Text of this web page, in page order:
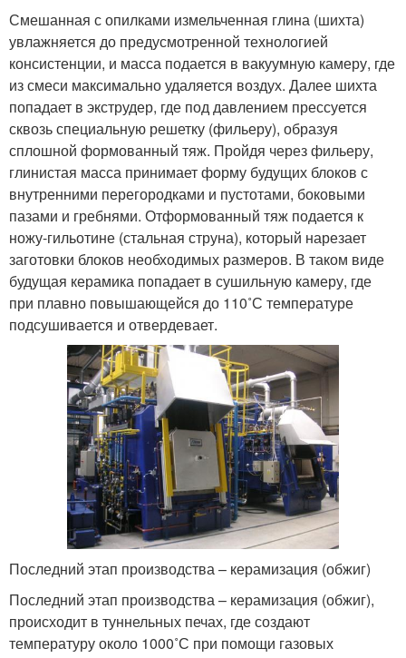
Смешанная с опилками измельченная глина (шихта)
увлажняется до предусмотренной технологией
консистенции, и масса подается в вакуумную камеру, где
из смеси максимально удаляется воздух. Далее шихта
попадает в экструдер, где под давлением прессуется
сквозь специальную решетку (фильеру), образуя
сплошной формованный тяж. Пройдя через фильеру,
глинистая масса принимает форму будущих блоков с
внутренними перегородками и пустотами, боковыми
пазами и гребнями. Отформованный тяж подается к
ножу-гильотине (стальная струна), который нарезает
заготовки блоков необходимых размеров. В таком виде
будущая керамика попадает в сушильную камеру, где
при плавно повышающейся до 110˚С температуре
подсушивается и отвердевает.
Последний этап производства – керамизация (обжиг)
Последний этап производства – керамизация (обжиг),
происходит в туннельных печах, где создают
температуру около 1000˚С при помощи газовых